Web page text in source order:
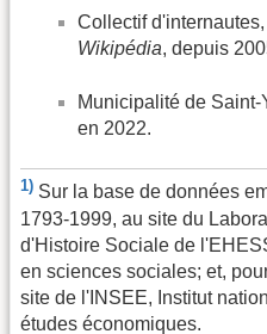
Collectif d'internautes,
Wikipédia, depuis
Municipalité de Saint-
en 2022.
1) Sur la base de données
1793-1999, au site du
d'Histoire Sociale de
en sciences sociales; et,
site de l'INSEE, Institut
études économiques.